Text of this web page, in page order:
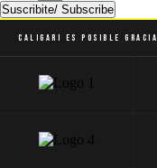
Suscribite/ Subscribe
Caligari es posible